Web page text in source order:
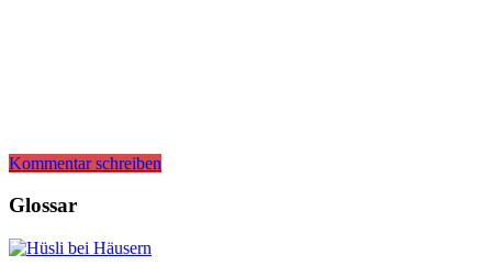
Kommentar schreiben
Glossar